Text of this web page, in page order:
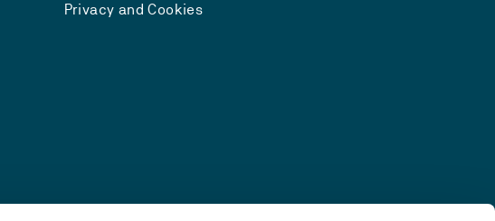
Privacy and Cookies